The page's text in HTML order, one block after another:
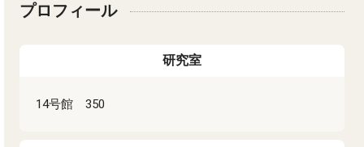
プロフィール
研究室
14号館 350